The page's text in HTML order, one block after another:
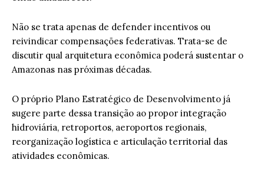
Não se trata apenas de defender incentivos ou
reivindicar compensações federativas. Trata-se de
discutir qual arquitetura econômica poderá sustentar o
Amazonas nas próximas décadas.
O próprio Plano Estratégico de Desenvolvimento já
sugere parte dessa transição ao propor integração
hidroviária, retroportos, aeroportos regionais,
reorganização logística e articulação territorial das
atividades econômicas.